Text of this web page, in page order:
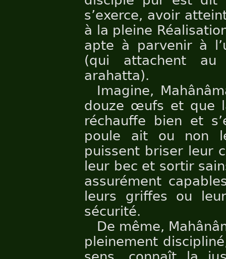
s’exerce, avoir
à la pleine
apte à parvenir à
(qui attachent au
arahatta).
Imagine,
douze œufs et que
réchauffe bien et
poule ait ou non
puissent briser leur
leur bec et sortir
assurément
leurs griffes ou
sécurité.
De même,
pleinement